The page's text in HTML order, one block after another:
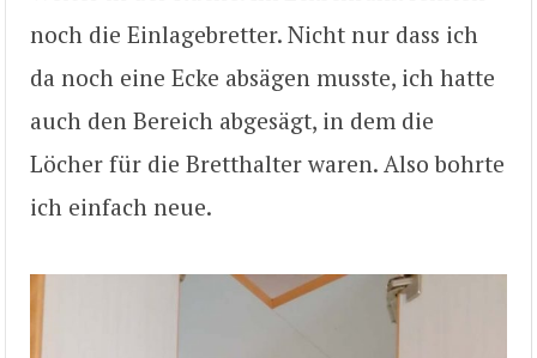
noch die Einlagebretter. Nicht nur dass ich
da noch eine Ecke absägen musste, ich hatte
auch den Bereich abgesägt, in dem die
Löcher für die Bretthalter waren. Also bohrte
ich einfach neue.